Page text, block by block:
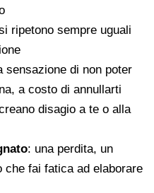
ripetono sempre uguali
sensazione di non poter
a costo di annullarti
disagio a te o alla
: una perdita, un
che fai fatica ad elaborare